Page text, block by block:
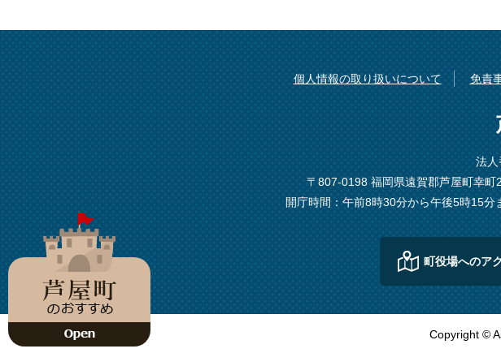
個人情報の取り扱いについて 免責
法
〒807-0198 福岡県遠賀郡芦屋町幸町
開庁時間：午前8時30分から午後5時15分
町役場へのア
Copyright ©